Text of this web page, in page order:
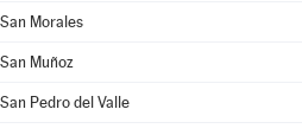
San Morales
San Muñoz
San Pedro del Valle